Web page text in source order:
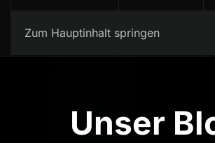
Zum Hauptinhalt springen
Unser